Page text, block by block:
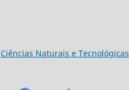
Ciências Naturais e Tecnológicas